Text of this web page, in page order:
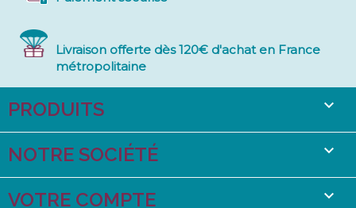
Livraison offerte dès 120€ d'achat en France
métropolitaine
PRODUITS 
NOTRE SOCIÉTÉ 
VOTRE COMPTE 